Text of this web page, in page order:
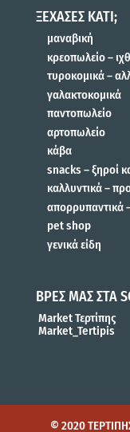
ΞΕΧΑΣΕΣ ΚΑΤΙ;
μαναβική
κρεοπωλείο –
τυροκομικά –
γαλακτοκομικά
παντοπωλείο
αρτοπωλείο
κάβα
snacks – ξηροί
καλλυντικά –
απορρυπαντικά
pet shop
γενικά είδη
ΒΡΕΣ ΜΑΣ ΣΤΑ
Market Τερτίπης
Market_Tertipis
© 2020